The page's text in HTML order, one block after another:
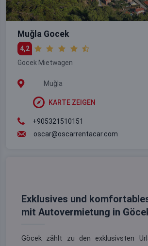
Exklusives und
mit Autovermietung in
Göcek zählt zu den exklusivsten
Muğla Gocek
4,2
Gocek Mietwagen
Muğla
KARTE ZEIGEN
+905321510151
oscar@oscarrentacar.com